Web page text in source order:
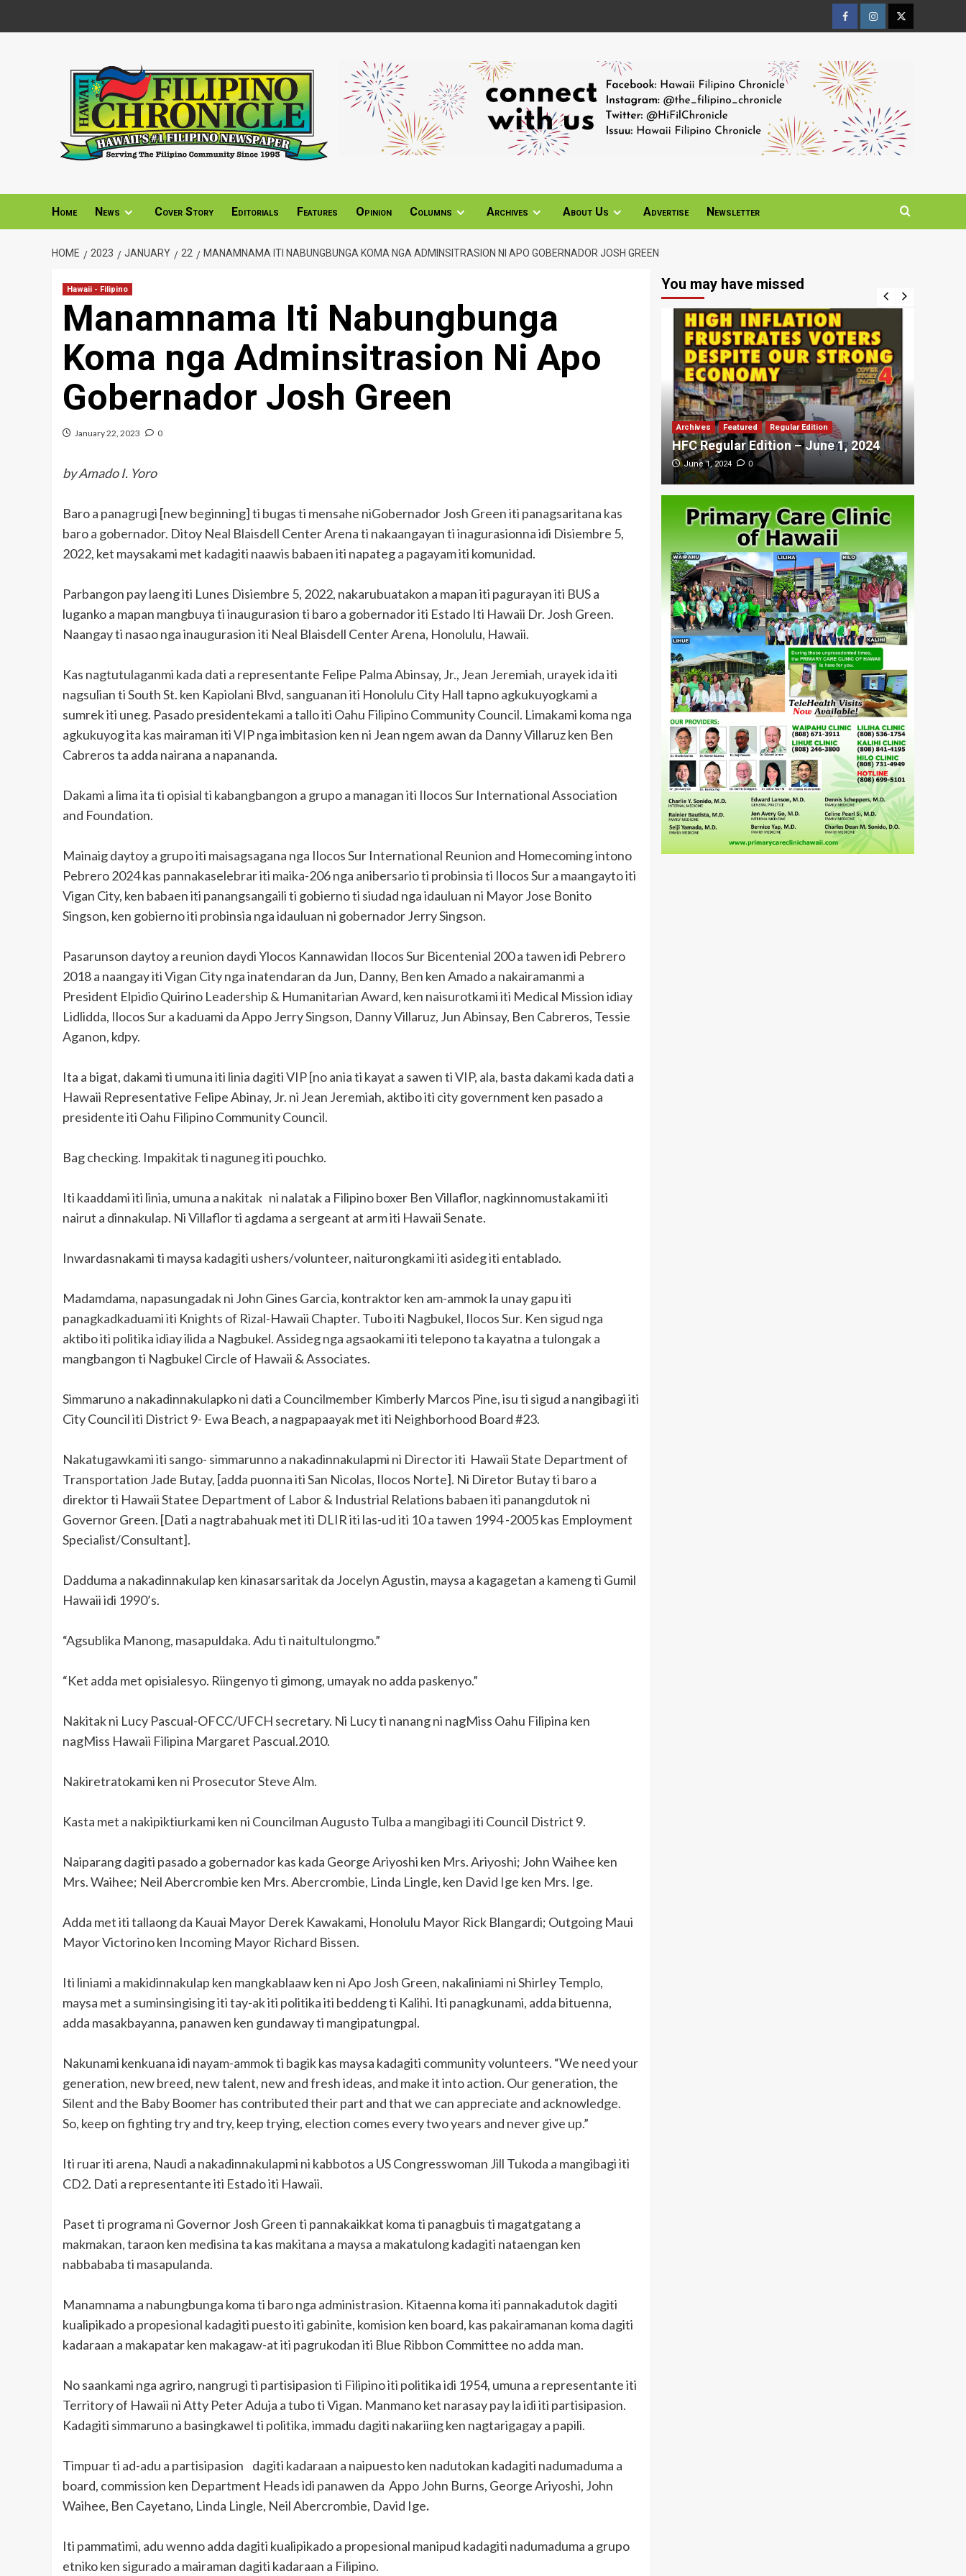
FacebookInstagramTwitter
Home News Cover Story Editorials Features Opinion Columns Archives About Us Advertise Newsletter
HOME 2023 JANUARY 22 MANAMNAMA ITI NABUNGBUNGA KOMA NGA ADMINSITRASION NI APO GOBERNADOR JOSH GREEN
Hawaii - Filipino
Manamnama Iti Nabungbunga
Koma nga Adminsitrasion Ni Apo
Gobernador Josh Green
January 22, 2023 0
by Amado I. Yoro
Baro a panagrugi [new beginning] ti bugas ti mensahe niGobernador Josh Green iti panagsaritana kas
baro a gobernador. Ditoy Neal Blaisdell Center Arena ti nakaangayan ti inagurasionna idi Disiembre 5,
2022, ket maysakami met kadagiti naawis babaen iti napateg a pagayam iti komunidad.
Parbangon pay laeng iti Lunes Disiembre 5, 2022, nakarubuatakon a mapan iti pagurayan iti BUS a
luganko a mapan mangbuya ti inaugurasion ti baro a gobernador iti Estado Iti Hawaii Dr. Josh Green.
Naangay ti nasao nga inaugurasion iti Neal Blaisdell Center Arena, Honolulu, Hawaii.
Kas nagtutulaganmi kada dati a representante Felipe Palma Abinsay, Jr., Jean Jeremiah, urayek ida iti
nagsulian ti South St. ken Kapiolani Blvd, sanguanan iti Honolulu City Hall tapno agkukuyogkami a
sumrek iti uneg. Pasado presidentekami a tallo iti Oahu Filipino Community Council. Limakami koma nga
agkukuyog ita kas mairaman iti VIP nga imbitasion ken ni Jean ngem awan da Danny Villaruz ken Ben
Cabreros ta adda nairana a napananda.
Dakami a lima ita ti opisial ti kabangbangon a grupo a managan iti Ilocos Sur International Association
and Foundation.
Mainaig daytoy a grupo iti maisagsagana nga Ilocos Sur International Reunion and Homecoming intono
Pebrero 2024 kas pannakaselebrar iti maika-206 nga anibersario ti probinsia ti Ilocos Sur a maangayto iti
Vigan City, ken babaen iti panangsangaili ti gobierno ti siudad nga idauluan ni Mayor Jose Bonito
Singson, ken gobierno iti probinsia nga idauluan ni gobernador Jerry Singson.
Pasarunson daytoy a reunion daydi Ylocos Kannawidan Ilocos Sur Bicentenial 200 a tawen idi Pebrero
2018 a naangay iti Vigan City nga inatendaran da Jun, Danny, Ben ken Amado a nakairamanmi a
President Elpidio Quirino Leadership & Humanitarian Award, ken naisurotkami iti Medical Mission idiay
Lidlidda, Ilocos Sur a kaduami da Appo Jerry Singson, Danny Villaruz, Jun Abinsay, Ben Cabreros, Tessie
Aganon, kdpy.
Ita a bigat, dakami ti umuna iti linia dagiti VIP [no ania ti kayat a sawen ti VIP, ala, basta dakami kada dati a
Hawaii Representative Felipe Abinay, Jr. ni Jean Jeremiah, aktibo iti city government ken pasado a
presidente iti Oahu Filipino Community Council.
Bag checking. Impakitak ti naguneg iti pouchko.
Iti kaaddami iti linia, umuna a nakitak ni nalatak a Filipino boxer Ben Villaflor, nagkinnomustakami iti
nairut a dinnakulap. Ni Villaflor ti agdama a sergeant at arm iti Hawaii Senate.
Inwardasnakami ti maysa kadagiti ushers/volunteer, naiturongkami iti asideg iti entablado.
Madamdama, napasungadak ni John Gines Garcia, kontraktor ken am-ammok la unay gapu iti
panagkadkaduami iti Knights of Rizal-Hawaii Chapter. Tubo iti Nagbukel, Ilocos Sur. Ken sigud nga
aktibo iti politika idiay ilida a Nagbukel. Assideg nga agsaokami iti telepono ta kayatna a tulongak a
mangbangon ti Nagbukel Circle of Hawaii & Associates.
Simmaruno a nakadinnakulapko ni dati a Councilmember Kimberly Marcos Pine, isu ti sigud a nangibagi iti
City Council iti District 9- Ewa Beach, a nagpapaayak met iti Neighborhood Board #23.
Nakatugawkami iti sango- simmarunno a nakadinnakulapmi ni Director iti Hawaii State Department of
Transportation Jade Butay, [adda puonna iti San Nicolas, Ilocos Norte]. Ni Diretor Butay ti baro a
direktor ti Hawaii Statee Department of Labor & Industrial Relations babaen iti panangdutok ni
Governor Green. [Dati a nagtrabahuak met iti DLIR iti las-ud iti 10 a tawen 1994 -2005 kas Employment
Specialist/Consultant].
Dadduma a nakadinnakulap ken kinasarsaritak da Jocelyn Agustin, maysa a kagagetan a kameng ti Gumil
Hawaii idi 1990’s.
“Agsublika Manong, masapuldaka. Adu ti naitultulongmo.”
“Ket adda met opisialesyo. Riingenyo ti gimong, umayak no adda paskenyo.”
Nakitak ni Lucy Pascual-OFCC/UFCH secretary. Ni Lucy ti nanang ni nagMiss Oahu Filipina ken
nagMiss Hawaii Filipina Margaret Pascual.2010.
Nakiretratokami ken ni Prosecutor Steve Alm.
Kasta met a nakipiktiurkami ken ni Councilman Augusto Tulba a mangibagi iti Council District 9.
Naiparang dagiti pasado a gobernador kas kada George Ariyoshi ken Mrs. Ariyoshi; John Waihee ken
Mrs. Waihee; Neil Abercrombie ken Mrs. Abercrombie, Linda Lingle, ken David Ige ken Mrs. Ige.
Adda met iti tallaong da Kauai Mayor Derek Kawakami, Honolulu Mayor Rick Blangardi; Outgoing Maui
Mayor Victorino ken Incoming Mayor Richard Bissen.
Iti liniami a makidinnakulap ken mangkablaaw ken ni Apo Josh Green, nakaliniami ni Shirley Templo,
maysa met a suminsingising iti tay-ak iti politika iti beddeng ti Kalihi. Iti panagkunami, adda bituenna,
adda masakbayanna, panawen ken gundaway ti mangipatungpal.
Nakunami kenkuana idi nayam-ammok ti bagik kas maysa kadagiti community volunteers. “We need your
generation, new breed, new talent, new and fresh ideas, and make it into action. Our generation, the
Silent and the Baby Boomer has contributed their part and that we can appreciate and acknowledge.
So, keep on fighting try and try, keep trying, election comes every two years and never give up.”
Iti ruar iti arena, Naudi a nakadinnakulapmi ni kabbotos a US Congresswoman Jill Tukoda a mangibagi iti
CD2. Dati a representante iti Estado iti Hawaii.
Paset ti programa ni Governor Josh Green ti pannakaikkat koma ti panagbuis ti magatgatang a
makmakan, taraon ken medisina ta kas makitana a maysa a makatulong kadagiti nataengan ken
nabbababa ti masapulanda.
Manamnama a nabungbunga koma ti baro nga administrasion. Kitaenna koma iti pannakadutok dagiti
kualipikado a propesional kadagiti puesto iti gabinite, komision ken board, kas pakairamanan koma dagiti
kadaraan a makapatar ken makagaw-at iti pagrukodan iti Blue Ribbon Committee no adda man.
No saankami nga agriro, nangrugi ti partisipasion ti Filipino iti politika idi 1954, umuna a representante iti
Territory of Hawaii ni Atty Peter Aduja a tubo ti Vigan. Manmano ket narasay pay la idi iti partisipasion.
Kadagiti simmaruno a basingkawel ti politika, immadu dagiti nakariing ken nagtarigagay a papili.
Timpuar ti ad-adu a partisipasion dagiti kadaraan a naipuesto ken nadutokan kadagiti nadumaduma a
board, commission ken Department Heads idi panawen da Appo John Burns, George Ariyoshi, John
Waihee, Ben Cayetano, Linda Lingle, Neil Abercrombie, David Ige.
Iti pammatimi, adu wenno adda dagiti kualipikado a propesional manipud kadagiti nadumaduma a grupo
etniko ken sigurado a mairaman dagiti kadaraan a Filipino.
You may have missed
Archives
Archives Featured Regular Edition
HFC Regular Edition – June 1, 2024
June 1, 2024 0